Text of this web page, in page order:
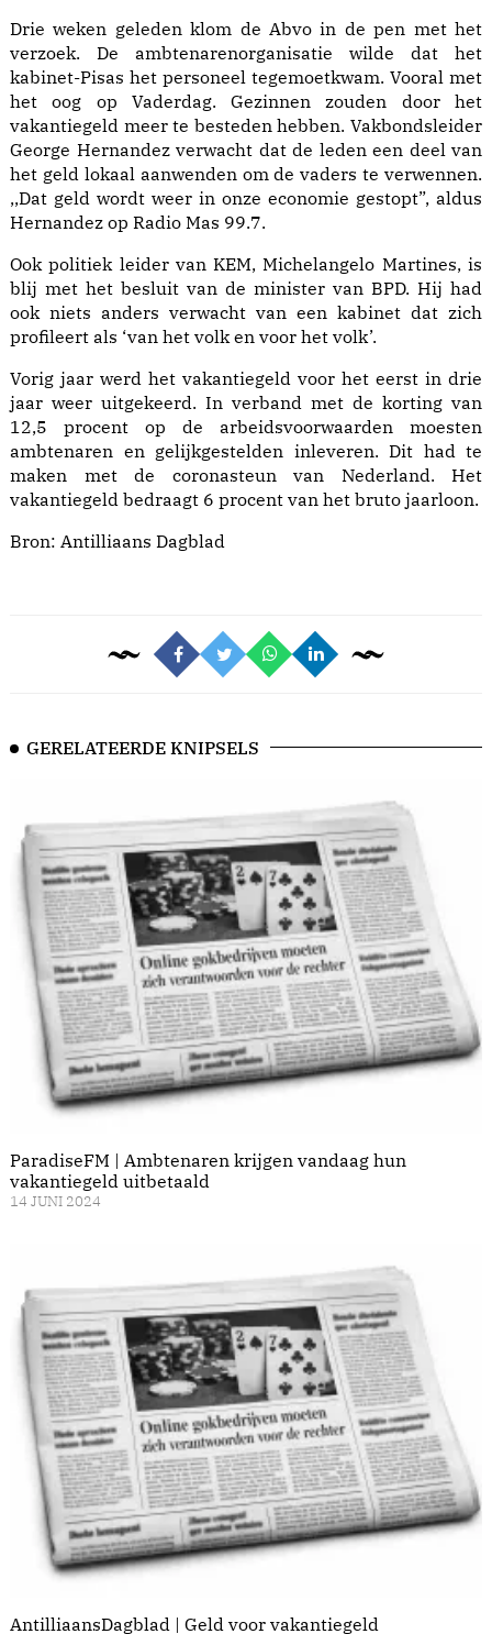
Drie weken geleden klom de Abvo in de pen met het
verzoek. De ambtenarenorganisatie wilde dat het
kabinet-Pisas het personeel tegemoetkwam. Vooral met
het oog op Vaderdag. Gezinnen zouden door het
vakantiegeld meer te besteden hebben. Vakbondsleider
George Hernandez verwacht dat de leden een deel van
het geld lokaal aanwenden om de vaders te verwennen.
,,Dat geld wordt weer in onze economie gestopt”, aldus
Hernandez op Radio Mas 99.7.
Ook politiek leider van KEM, Michelangelo Martines, is
blij met het besluit van de minister van BPD. Hij had
ook niets anders verwacht van een kabinet dat zich
profileert als ‘van het volk en voor het volk’.
Vorig jaar werd het vakantiegeld voor het eerst in drie
jaar weer uitgekeerd. In verband met de korting van
12,5 procent op de arbeidsvoorwaarden moesten
ambtenaren en gelijkgestelden inleveren. Dit had te
maken met de coronasteun van Nederland. Het
vakantiegeld bedraagt 6 procent van het bruto jaarloon.
Bron: Antilliaans Dagblad
GERELATEERDE KNIPSELS
ParadiseFM | Ambtenaren krijgen vandaag hun
vakantiegeld uitbetaald
14 JUNI 2024
AntilliaansDagblad | Geld voor vakantiegeld